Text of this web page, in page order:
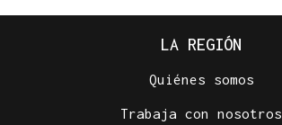
LA REGIÓN
Quiénes somos
Trabaja con nosotros